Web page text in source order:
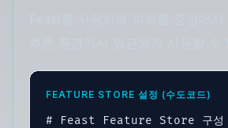
FEATURE STORE 설정 (수도코드)
# Feast Feature Store 구성